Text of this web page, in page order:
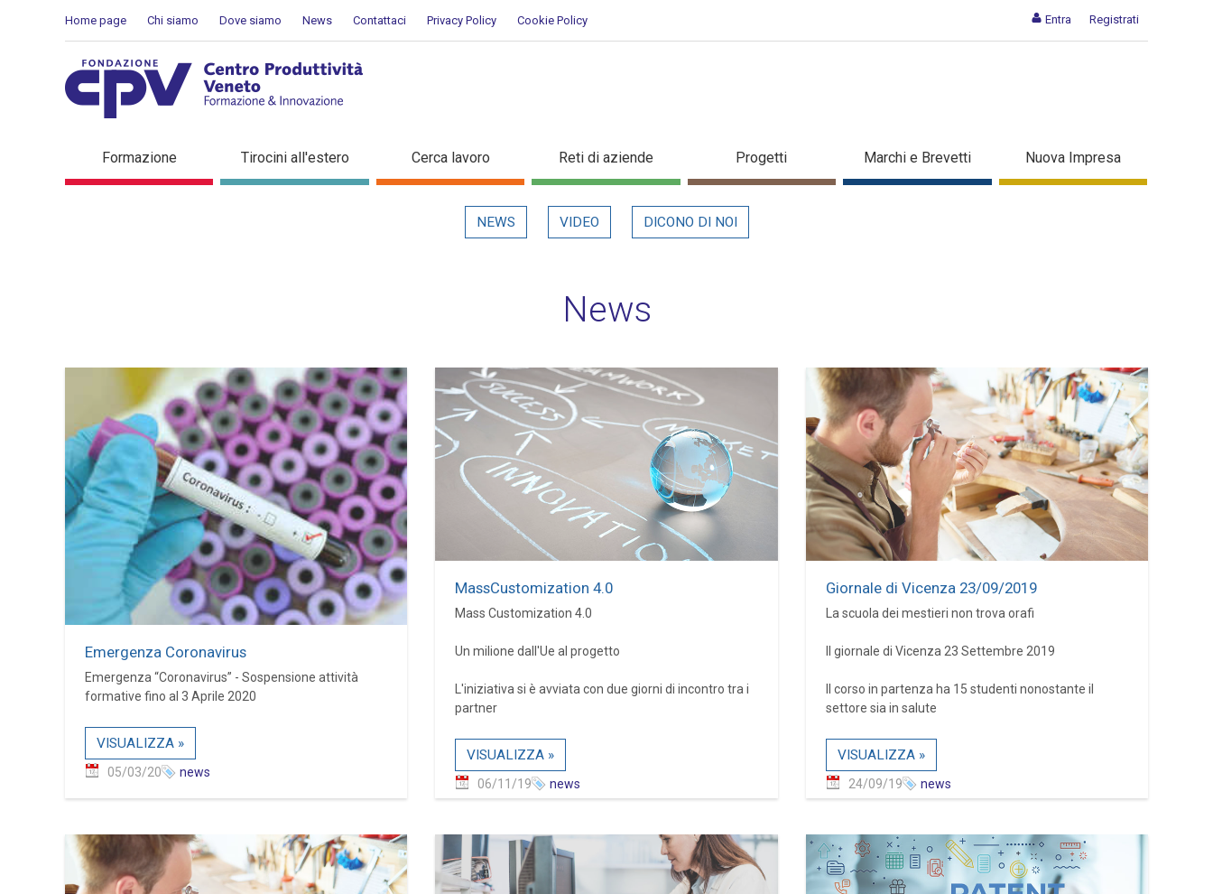
Entra Registrati
Home page Chi siamo Dove siamo News Contattaci Privacy Policy Cookie Policy
Dettaglio in evidenza
Formazione Tirocini all'estero Cerca lavoro Reti di aziende Progetti Marchi e Brevetti Nuova Impresa
NEWS VIDEO DICONO DI NOI
News
Emergenza Coronavirus
Emergenza “Coronavirus” - Sospensione attività
formative fino al 3 Aprile 2020
VISUALIZZA »
05/03/20 news
MassCustomization 4.0
Mass Customization 4.0
Un milione dall'Ue al progetto
L'iniziativa si è avviata con due giorni di incontro tra i
partner
VISUALIZZA »
06/11/19 news
Giornale di Vicenza 23/09/2019
La scuola dei mestieri non trova orafi
Il giornale di Vicenza 23 Settembre 2019
Il corso in partenza ha 15 studenti nonostante il
settore sia in salute
VISUALIZZA »
24/09/19 news